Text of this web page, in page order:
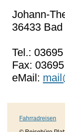
Johann-
36433
Tel.:
Fax:
eMail:
Fahrradreisen